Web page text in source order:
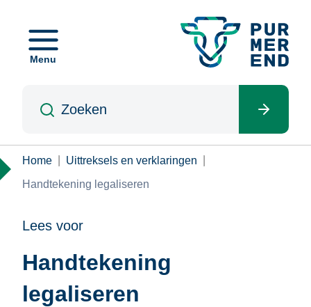
naarMenu
Kruimelpad
Home
Uittreksels en verklaringen
Handtekening legaliseren
Lees voor
Handtekening
legaliseren